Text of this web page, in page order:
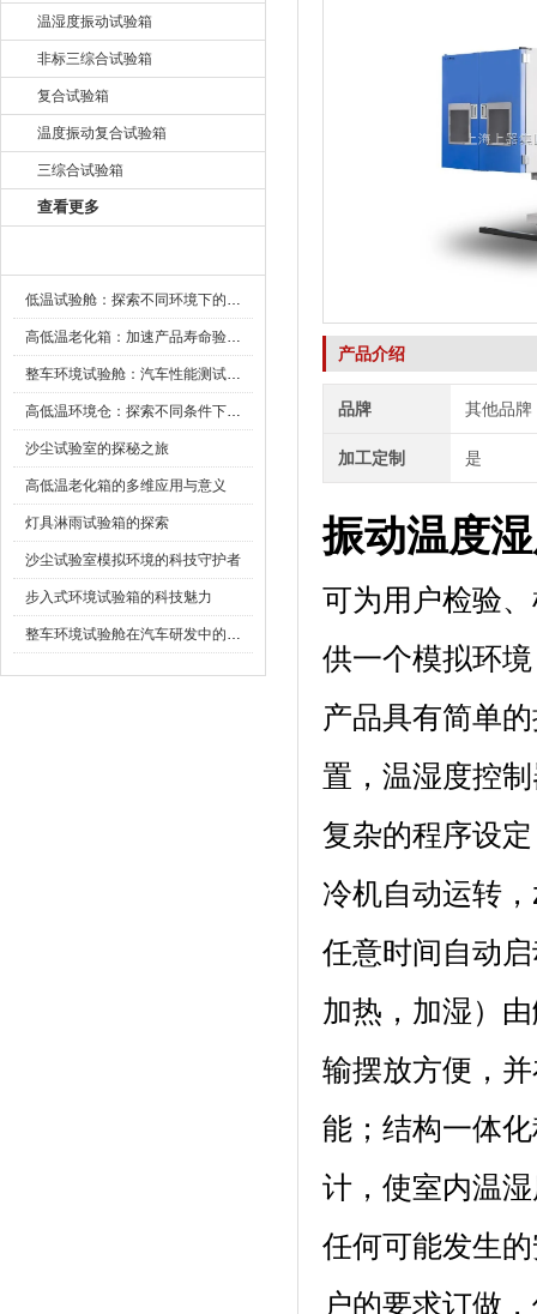
温湿度振动试验箱
非标三综合试验箱
复合试验箱
温度振动复合试验箱
三综合试验箱
查看更多
低温试验舱：探索不同环境下的科技边界
高低温老化箱：加速产品寿命验证的可靠伙伴
整车环境试验舱：汽车性能测试的设备
高低温环境仓：探索不同条件下的科学奥秘
沙尘试验室的探秘之旅
高低温老化箱的多维应用与意义
灯具淋雨试验箱的探索
沙尘试验室模拟环境的科技守护者
步入式环境试验箱的科技魅力
整车环境试验舱在汽车研发中的作用
产品介绍
品牌 其他品牌
加工定制 是
振动温度
可为用户检验
供一个模拟环境
产品具有简单的
置，温湿度
复杂的程序设定
冷机自动运转
任意时间自动启动
加热，加湿）
输摆放方便
能；结构一体
计，使室内温
任何可能发生的
户的要求订做